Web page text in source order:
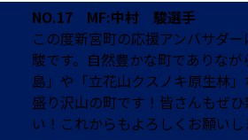
NO.17 MF:中村 駿選手
この度新宮町の応援アンバサダ
駿です。自然豊かな町でありな
島」や「立花山クスノキ原生林
盛り沢山の町です！皆さんもぜ
い！これからもよろしくお願いし